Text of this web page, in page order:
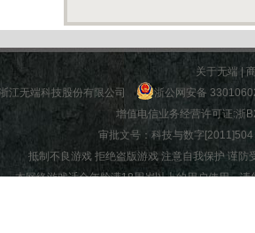
关于无端 |
江无端科技股份有限公司
浙公网安备
增值电信业务经营许可证:浙
审批文号：科技与数字
抵制不良游戏 拒绝盗版游戏 注意自我保护 谨
本网络游戏适合年龄满18周岁以上的用户使用，